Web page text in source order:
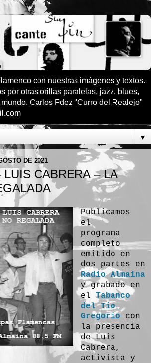
con nuestras imágenes y textos.
por otras orillas paralelas, jazz, blues,
Carlos Fdez "Curro del Realejo"
▼
DE 2021
CABRERA – LA
Publicamos
el
programa
completo
emitido en
dos partes en
Radio Almaina
ygrabado en
elTabanco
del Tio
Gregorio con
la presencia
de Luis
Cabrera,
activista y